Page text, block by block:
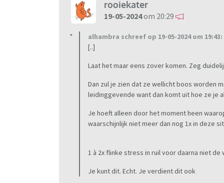
rooiekater
19-05-2024om 20:29
alhambra schreef op 19-05-2024 om 19:43:
[..]
Laat het maar eens zover komen. Zeg
Dan zul je zien dat ze wellicht boos worden
leidinggevende want dan komt uit hoe ze je
Je hoeft alleen door het moment heen
waarschijnlijk niet meer dan nog 1x in deze
1 à 2x flinke stress in ruil voor daarna niet
Je kunt dit. Echt. Je verdient dit ook